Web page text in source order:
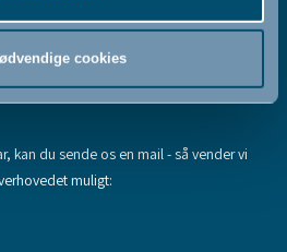
cookies
du søgte, eller har du flere spørgsmål til
FAQ
kan du sende os en mail - så vender vi
muligt: